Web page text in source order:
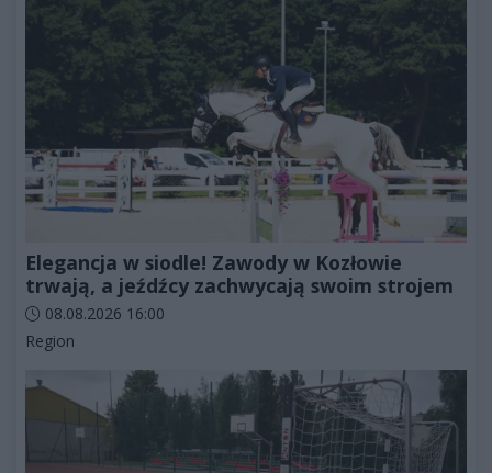
Elegancja w siodle! Zawody w Kozłowie
trwają, a jeźdźcy zachwycają swoim strojem
Data dodania artykułu:
08.08.2026 16:00
Kategorie artykułu:
Region